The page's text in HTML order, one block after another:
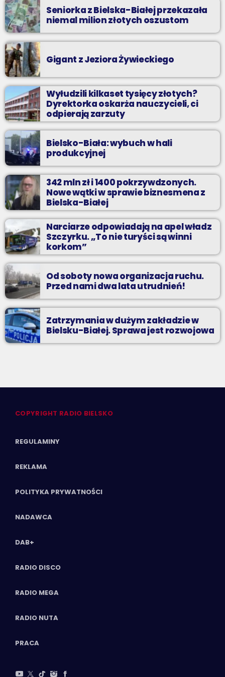
Seniorka z Bielska-Białej przekazała
niemal milion złotych oszustom
Gigant z Jeziora Żywieckiego
Wyłudzili kilkaset tysięcy złotych?
Dyrektorka oskarża nauczycieli, ci
odpierają zarzuty
Bielsko-Biała: wybuch w hali
produkcyjnej
342 mln zł i 1400 pokrzywdzonych.
Nowe wątki w sprawie biznesmena z
Bielska-Białej
Narciarze odpowiadają na apel władz
Szczyrku. „To nie turyści są winni
korkom”
Od soboty nowa organizacja ruchu.
Przed nami dwa lata utrudnień!
Zatrzymania w dużym zakładzie w
Bielsku-Białej. Sprawa jest rozwojowa
COPYRIGHT RADIO BIELSKO
REGULAMINY
REKLAMA
POLITYKA PRYWATNOŚCI
NADAWCA
DAB+
RADIO DISCO
RADIO MEGA
RADIO NUTA
PRACA